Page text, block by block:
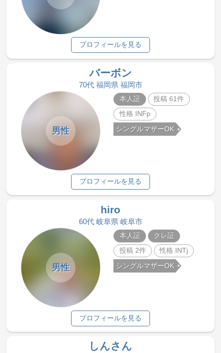
プロフィールを見る
バーボン
70代 福岡県 福岡市
男性
本人証
投稿 61件
性格 INFp
シングルマザーOK
プロフィールを見る
hiro
60代 岐阜県 岐阜市
男性
本人証
クレ証
投稿 2件
性格 INTj
シングルマザーOK
プロフィールを見る
しんさん